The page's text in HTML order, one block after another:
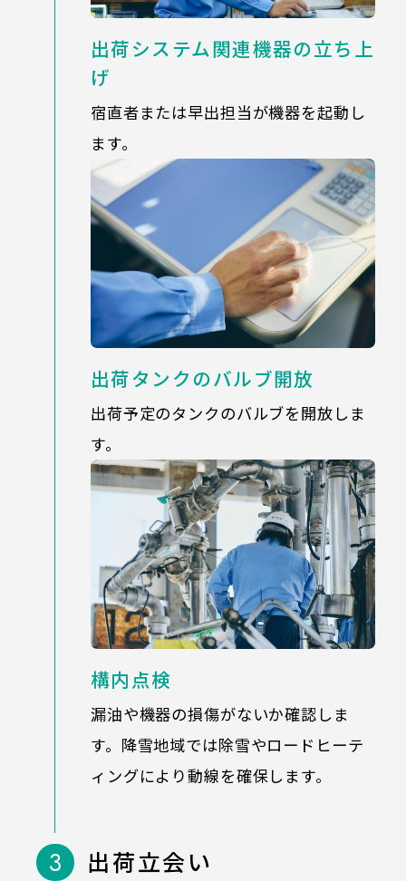
出荷システム関連機器の立ち上
げ
宿直者または早出担当が機器を起動し
ます。
出荷タンクのバルブ開放
出荷予定のタンクのバルブを開放しま
す。
構内点検
漏油や機器の損傷がないか確認しま
す。降雪地域では除雪やロードヒーテ
ィングにより動線を確保します。
3 出荷立会い